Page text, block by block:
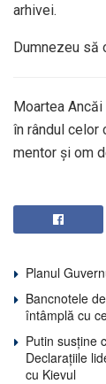
arhivei.
Dumnezeu să
Moartea
în rândul celor
mentor și om
Planul
Bancnotele
întâmplă cu
Putin susține
Declarațiile
cu Kievul